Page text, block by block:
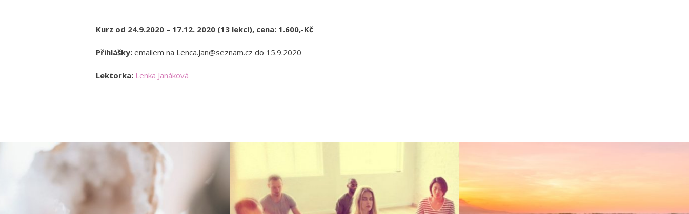
Kurz od 24.9.2020 – 17.12. 2020 (13 lekcí), cena: 1.600,-Kč
Přihlášky: emailem na Lenca.Jan@seznam.cz do 15.9.2020
Lektorka: Lenka Janáková